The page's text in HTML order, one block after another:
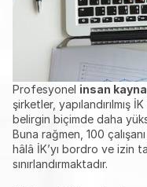
Profesyonel insan
şirketler, yapılandırılmış
belirgin biçimde daha
Buna rağmen, 100
hâlâ İK’yı bordro ve izin
sınırlandırmaktadır.